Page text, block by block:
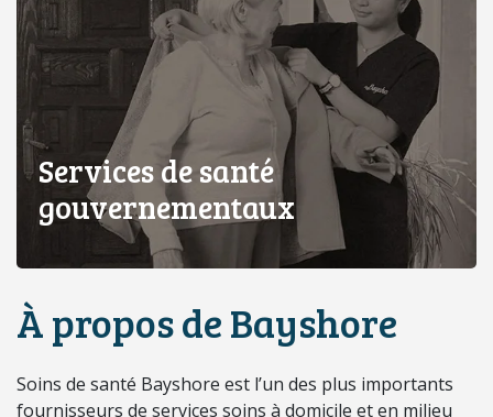
Services de santé
gouvernementaux
À propos de Bayshore
Soins de santé Bayshore est l’un des plus importants
fournisseurs de services soins à domicile et en milieu